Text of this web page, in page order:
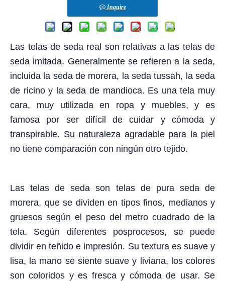
Inquire
Las telas de seda real son relativas a las telas de
seda imitada. Generalmente se refieren a la seda,
incluida la seda de morera, la seda tussah, la seda
de ricino y la seda de mandioca. Es una tela muy
cara, muy utilizada en ropa y muebles, y es
famosa por ser difícil de cuidar y cómoda y
transpirable. Su naturaleza agradable para la piel
no tiene comparación con ningún otro tejido.
Las telas de seda son telas de pura seda de
morera, que se dividen en tipos finos, medianos y
gruesos según el peso del metro cuadrado de la
tela. Según diferentes posprocesos, se puede
dividir en teñido e impresión. Su textura es suave y
lisa, la mano se siente suave y liviana, los colores
son coloridos y es fresca y cómoda de usar. Se